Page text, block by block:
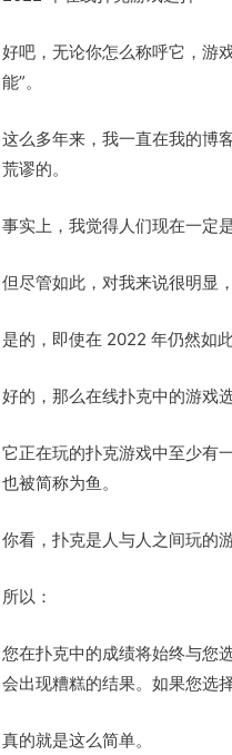
好吧，无论你怎么称呼它，游
能”。
这么多年来，我一直在我的博
荒谬的。
事实上，我觉得人们现在一定
但尽管如此，对我来说很明显
是的，即使在 2022 年仍然如
好的，那么在线扑克中的游戏
它正在玩的扑克游戏中至少有
也被简称为鱼。
你看，扑克是人与人之间玩的游
所以：
您在扑克中的成绩将始终与您
会出现糟糕的结果。如果您选
真的就是这么简单。